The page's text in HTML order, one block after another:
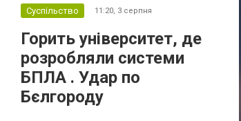
Суспільство 11:20, 3 серпня
Горить університет, де
розробляли системи
БПЛА . Удар по
Бєлгороду